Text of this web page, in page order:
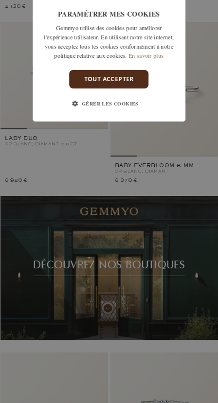
2 130 €
LADY DUO
OR BLANC, DIAMANT 0,8 CT
6 920 €
BABY EVERBLOOM 6 MM
OR BLANC, DIAMANT
6 370 €
DÉCOUVREZ NOS BOUTIQUES
PARAMÉTRER MES COOKIES
Gemmyo utilise des cookies pour améliorer
l'expérience utilisateur. En utilisant notre site internet,
vous acceptez tous les cookies conformément à notre
politique relative aux cookies. En savoir plus
TOUT ACCEPTER
GÉRER LES COOKIES